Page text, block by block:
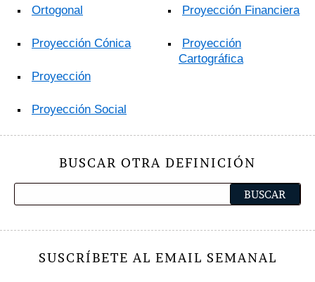
Ortogonal
Proyección Cónica
Proyección
Proyección Social
Proyección Financiera
Proyección
Cartográfica
BUSCAR OTRA DEFINICIÓN
SUSCRÍBETE AL EMAIL SEMANAL